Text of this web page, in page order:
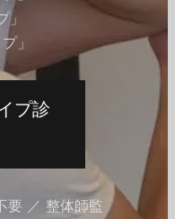
」
」
プ診
要 ／ 整体師監